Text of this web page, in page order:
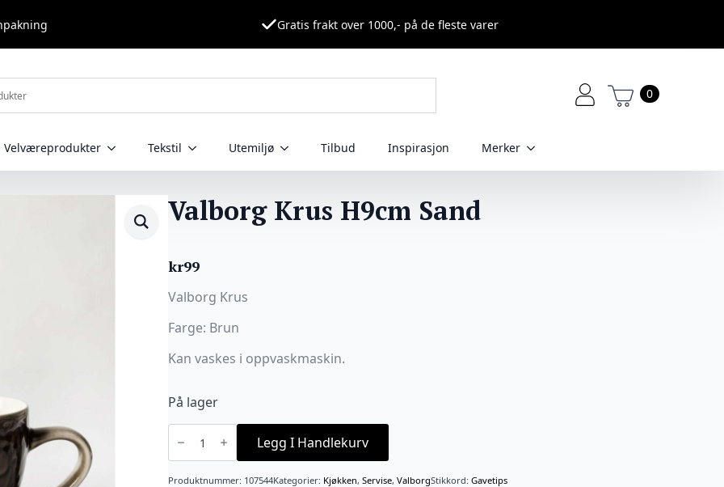
Gratis frakt over 1000,- på de fleste varer
0
Velværeprodukter Tekstil Utemiljø Tilbud Inspirasjon Merker
Valborg Krus H9cm Sand
kr99
Valborg Krus
Farge: Brun
Kan vaskes i oppvaskmaskin.
På lager
Valborg
Krus
Sand
antall
Legg I Handlekurv
Produktnummer: 107544Kategorier: Kjøkken, Servise, ValborgStikkord: Gavetips